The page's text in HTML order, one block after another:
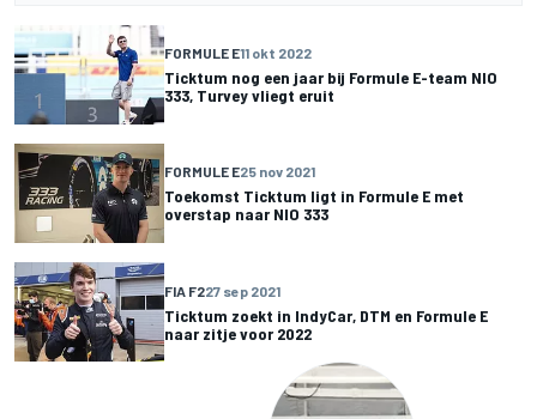
FORMULE E11 okt 2022
Ticktum nog een jaar bij Formule E-team NIO
333, Turvey vliegt eruit
FORMULE E25 nov 2021
Toekomst Ticktum ligt in Formule E met
overstap naar NIO 333
FIA F227 sep 2021
Ticktum zoekt in IndyCar, DTM en Formule E
naar zitje voor 2022